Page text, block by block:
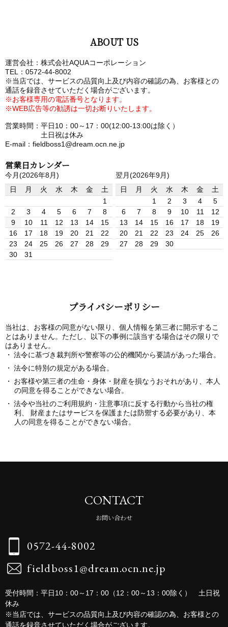
ABOUT US
運営会社：株式会社AQUAコーポレーション
TEL：0572-44-8002
※当店では、サービスの品質向上及び内容の確認の為、お客様との
通話を録音させていただく場合がございます。
※お客様専用の電話番号となります。
※WEB広告等の勧誘は一切お断りいたします。
営業時間：平日10：00～17：00(12:00-13:00は除く）
土日祝は休み
E-mail：fieldboss1@dream.ocn.ne.jp
営業日カレンダー
今月(2026年8月)
日
月 火 水 木 金
土
1
2
3 4 5 6 7
8
9
10 11 12 13 14
15
16
17 18 19 20 21
22
23
24 25 26 27 28
29
30
31
翌月(2026年9月)
日
月 火 水 木 金
土
1
2 3 4
5
6
7 8 9 10 11
12
13
14 15 16 17 18
19
20
21 22 23 24 25
26
27
28 29 30
プライバシーポリシー
当社は、お客様の同意がない限り、個人情報を第三者に開示するこ
とはありません。ただし、以下の事例に該当する場合はその限りで
はありません。
法令に基づき裁判所や警察等の公的機関から要請があった場合。
法令に特別の規定がある場合。
お客様や第三者の生命・身体・財産を損なうおそれがあり、本人
の同意を得ることができない場合。
法令や当社のご利用規約・注意事項に反する行動から当社の権
利、 財産またはサービスを保護または防禦する必要があり、本
人の同意を得ることができない場合。
CONTACT
お問い合わせ
0572-44-8002
fieldboss1@dream.ocn.ne.jp
受付時間：平日10：00～17：00（12：00～13：00除く） 土日祝
休み
※当店では、サービスの品質向上及び内容の確認の為、お客様との
通話を録音させていただく場合がございます。